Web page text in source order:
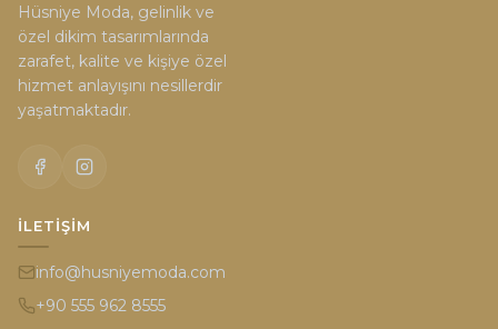
Hüsniye Moda, gelinlik ve
özel dikim tasarımlarında
zarafet, kalite ve kişiye özel
hizmet anlayışını nesillerdir
yaşatmaktadır.
İLETIŞIM
info@husniyemoda.com
+90 555 962 8555